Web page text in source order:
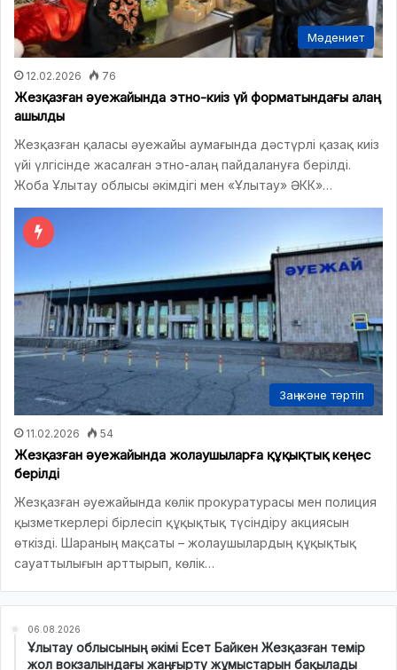
Мәдениет
12.02.2026 76
Жезқазған әуежайында этно-киіз үй форматындағы алаң
ашылды
Жезқазған қаласы әуежайы аумағында дәстүрлі қазақ киіз
үйі үлгісінде жасалған этно-алаң пайдалануға берілді.
Жоба Ұлытау облысы әкімдігі мен «Ұлытау» ӘКК»…
Заң және тәртіп
11.02.2026 54
Жезқазған әуежайында жолаушыларға құқықтық кеңес
берілді
Жезқазған әуежайында көлік прокуратурасы мен полиция
қызметкерлері бірлесіп құқықтық түсіндіру акциясын
өткізді. Шараның мақсаты – жолаушылардың құқықтық
сауаттылығын арттырып, көлік…
06.08.2026
Ұлытау облысының әкімі Есет Байкен Жезқазған темір
жол вокзалындағы жаңғырту жұмыстарын бақылады